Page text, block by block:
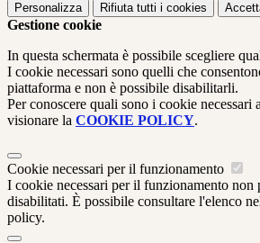
Personalizza Rifiuta tutti i cookies
Gestione cookie
In questa schermata è possibile scegliere
I cookie necessari sono quelli che
piattaforma e non è possibile disabilitarli.
Per conoscere quali sono i cookie necessari
visionare la COOKIE POLICY.
Cookie necessari per il funzionamento
I cookie necessari per il funzionamento non
disabilitati. È possibile consultare l'elenco
policy.